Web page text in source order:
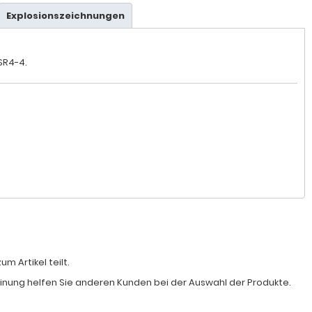
Explosionszeichnungen
4.
Artikel teilt.
helfen Sie anderen Kunden bei der Auswahl der Produkte.